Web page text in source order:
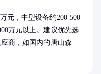
元，中型设备约200-500
万元以上。建议优先选
商，如国内的唐山森